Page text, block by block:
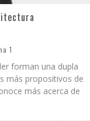
1
forman una dupla
más propositivos de
más acerca de